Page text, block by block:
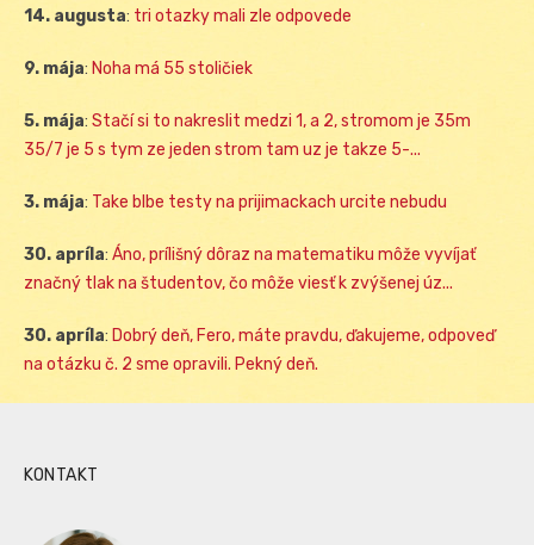
14. augusta: tri otazky mali zle odpovede
9. mája: Noha má 55 stoličiek
5. mája: Stačí si to nakreslit medzi 1, a 2, stromom je 35m
35/7 je 5 s tym ze jeden strom tam uz je takze 5-...
3. mája: Take blbe testy na prijimackach urcite nebudu
30. apríla: Áno, prílišný dôraz na matematiku môže vyvíjať
značný tlak na študentov, čo môže viesť k zvýšenej úz...
30. apríla: Dobrý deň, Fero, máte pravdu, ďakujeme, odpoveď
na otázku č. 2 sme opravili. Pekný deň.
KONTAKT